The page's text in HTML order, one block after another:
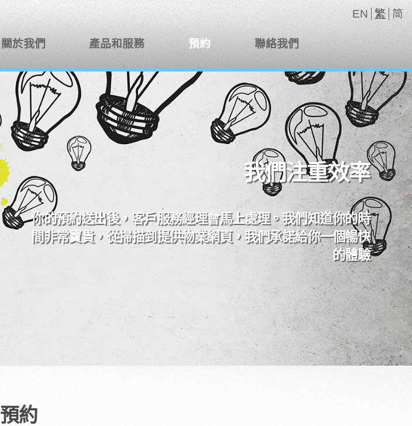
關於我們 產品和服務 預約 聯絡我們
EN 繁 简
我們注重效率
你的預約送出後，客戶服務經理會馬上處理。我們知道你的時
間非常寶貴，從掃描到提供物業網頁，我們承諾給你一個暢快
的體驗
預約